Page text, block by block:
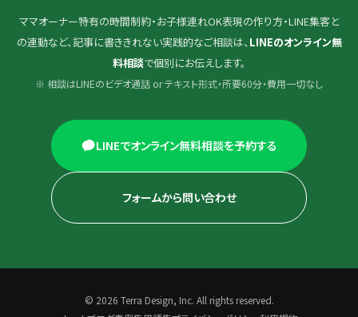
ママオーナー特有の時間制約・お子様連れOK表現の作り方・LINE集客と
の連動など、記事に書ききれない実践的なご相談は、 LINEのオンライン無
料相談で個別にお伝えします。
※ 相談はLINEのビデオ通話 or テキスト形式・所要60分・費用一切なし
LINEでオンライン無料相談を予約する
フォームから問い合わせ
© 2026 Terra Design, Inc. All rights reserved.